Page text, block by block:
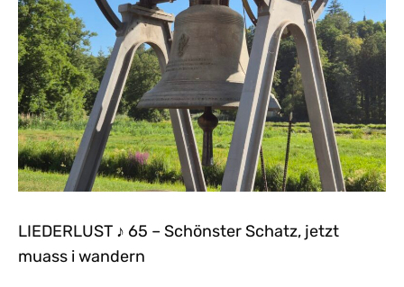
LIEDERLUST ♪ 65 – Schönster Schatz, jetzt
muass i wandern